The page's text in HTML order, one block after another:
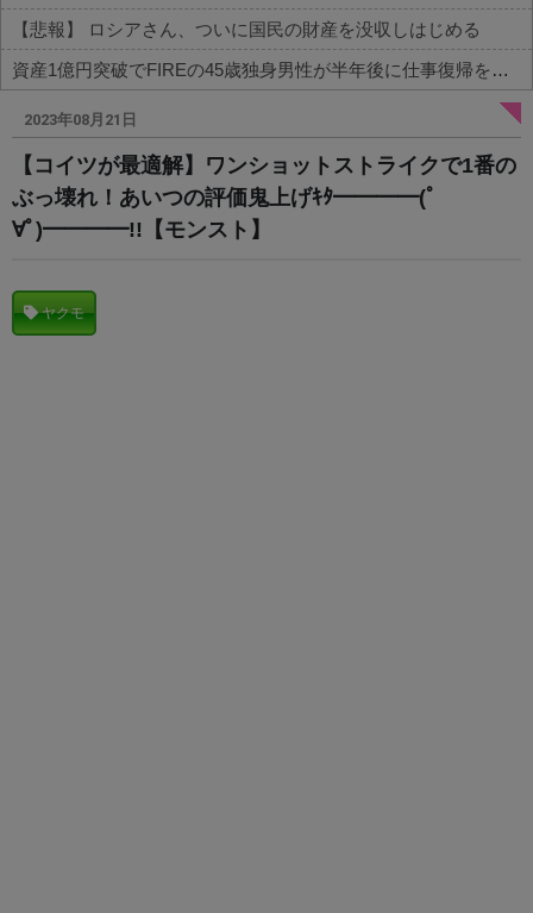
【悲報】 ロシアさん、ついに国民の財産を没収しはじめる
資産1億円突破でFIREの45歳独身男性が半年後に仕事復帰を決意した「1通の通知」
Powered by livedoor 相互RSS
2023年08月21日
【コイツが最適解】ワンショットストライクで1番の
ぶっ壊れ！あいつの評価鬼上げｷﾀ━━━━(ﾟ
∀ﾟ)━━━━!!【モンスト】
ヤクモ